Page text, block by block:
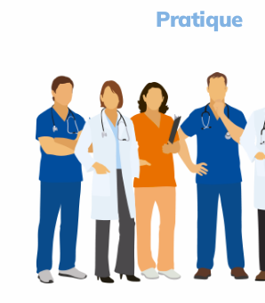
Pratique